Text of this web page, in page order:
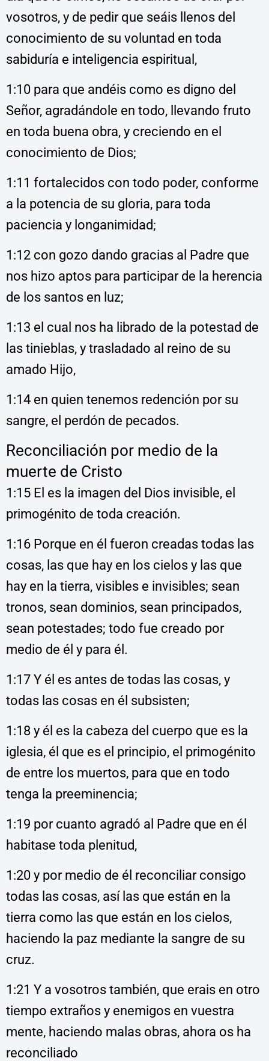
vosotros, y de pedir que seáis llenos del
conocimiento de su voluntad en toda
sabiduría e inteligencia espiritual,
1:10 para que andéis como es digno del
Señor, agradándole en todo, llevando fruto
en toda buena obra, y creciendo en el
conocimiento de Dios;
1:11 fortalecidos con todo poder, conforme
a la potencia de su gloria, para toda
paciencia y longanimidad;
1:12 con gozo dando gracias al Padre que
nos hizo aptos para participar de la herencia
de los santos en luz;
1:13 el cual nos ha librado de la potestad de
las tinieblas, y trasladado al reino de su
amado Hijo,
1:14 en quien tenemos redención por su
sangre, el perdón de pecados.
Reconciliación por medio de la
muerte de Cristo
1:15 El es la imagen del Dios invisible, el
primogénito de toda creación.
1:16 Porque en él fueron creadas todas las
cosas, las que hay en los cielos y las que
hay en la tierra, visibles e invisibles; sean
tronos, sean dominios, sean principados,
sean potestades; todo fue creado por
medio de él y para él.
1:17 Y él es antes de todas las cosas, y
todas las cosas en él subsisten;
1:18 y él es la cabeza del cuerpo que es la
iglesia, él que es el principio, el primogénito
de entre los muertos, para que en todo
tenga la preeminencia;
1:19 por cuanto agradó al Padre que en él
habitase toda plenitud,
1:20 y por medio de él reconciliar consigo
todas las cosas, así las que están en la
tierra como las que están en los cielos,
haciendo la paz mediante la sangre de su
cruz.
1:21 Y a vosotros también, que erais en otro
tiempo extraños y enemigos en vuestra
mente, haciendo malas obras, ahora os ha
reconciliado